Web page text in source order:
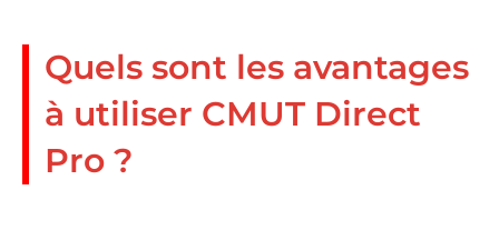
Quels sont les avantages
à utiliser CMUT Direct
Pro ?